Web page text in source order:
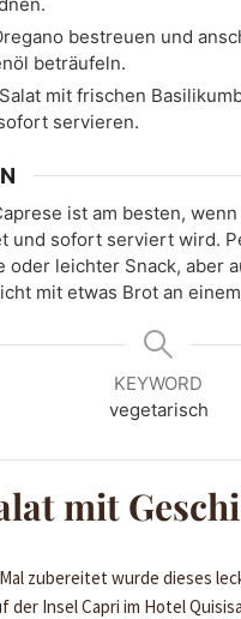
bestreuen und
beträufeln.
mit frischen
servieren.
ist am besten,
und sofort serviert wird.
oder leichter Snack, aber
mit etwas Brot an
KEYWORD
vegetarisch
mit
zubereitet wurde dieses
der Insel Capri im Hotel